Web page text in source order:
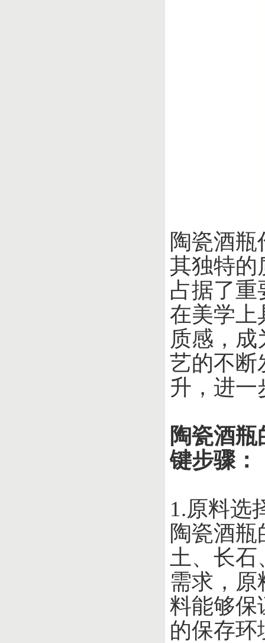
陶瓷酒
其独特的
占据了重
在美学上
质感，
艺的不断
升，进一
陶瓷酒
键步骤：
1.原料选
陶瓷酒
土、长
需求，原
料能够保
的保存环